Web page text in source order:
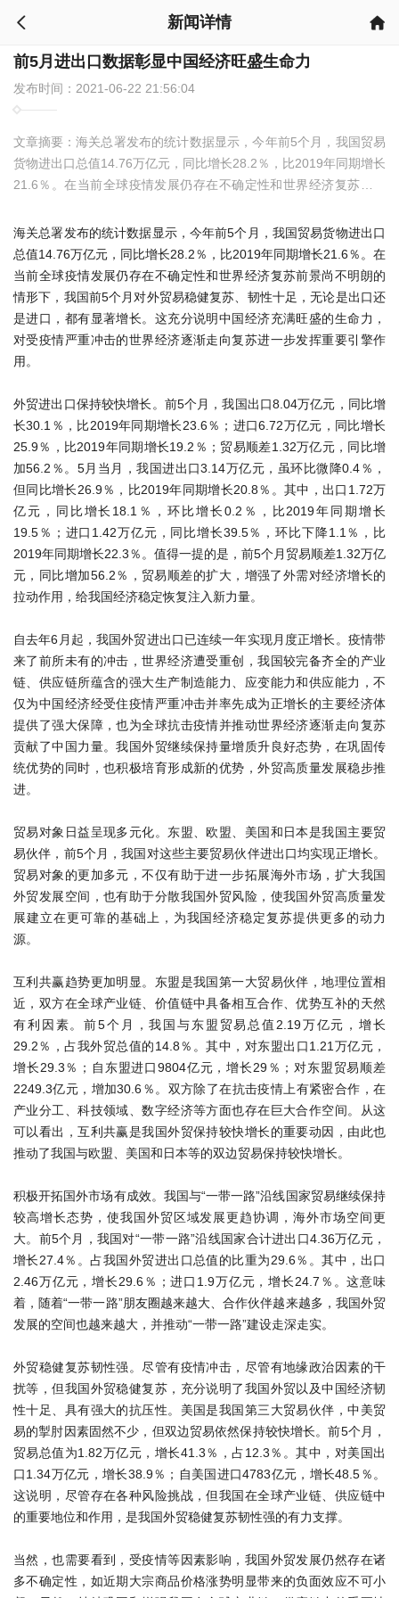
 新闻详情 
前5月进出口数据彰显中国经济旺盛生命力
发布时间：2021-06-22 21:56:04
文章摘要： 海关总署发布的统计数据显示，今年前5个月，我国贸易
货物进出口总值14.76万亿元，同比增长28.2％，比2019年同期增长
21.6％。在当前全球疫情发展仍存在不确定性和世界经济复苏前景
论是出口还是进口，都有显著增长。这充分说明中国经济充满旺盛
的生命力，对受疫情严重冲击的世界经济逐渐走向复苏进一步发挥
重要引擎作用。
海关总署发布的统计数据显示，今年前5个月，我国贸易货物进出口
总值14.76万亿元，同比增长28.2％，比2019年同期增长21.6％。在
当前全球疫情发展仍存在不确定性和世界经济复苏前景尚不明朗的
情形下，我国前5个月对外贸易稳健复苏、韧性十足，无论是出口还
是进口，都有显著增长。这充分说明中国经济充满旺盛的生命力，
对受疫情严重冲击的世界经济逐渐走向复苏进一步发挥重要引擎作
用。
外贸进出口保持较快增长。前5个月，我国出口8.04万亿元，同比增
长30.1％，比2019年同期增长23.6％；进口6.72万亿元，同比增长
25.9％，比2019年同期增长19.2％；贸易顺差1.32万亿元，同比增
加56.2％。5月当月，我国进出口3.14万亿元，虽环比微降0.4％，
但同比增长26.9％，比2019年同期增长20.8％。其中，出口1.72万
亿元，同比增长18.1％，环比增长0.2％，比2019年同期增长
19.5％；进口1.42万亿元，同比增长39.5％，环比下降1.1％，比
2019年同期增长22.3％。值得一提的是，前5个月贸易顺差1.32万亿
元，同比增加56.2％，贸易顺差的扩大，增强了外需对经济增长的
拉动作用，给我国经济稳定恢复注入新力量。
自去年6月起，我国外贸进出口已连续一年实现月度正增长。疫情带
来了前所未有的冲击，世界经济遭受重创，我国较完备齐全的产业
链、供应链所蕴含的强大生产制造能力、应变能力和供应能力，不
仅为中国经济经受住疫情严重冲击并率先成为正增长的主要经济体
提供了强大保障，也为全球抗击疫情并推动世界经济逐渐走向复苏
贡献了中国力量。我国外贸继续保持量增质升良好态势，在巩固传
统优势的同时，也积极培育形成新的优势，外贸高质量发展稳步推
进。
贸易对象日益呈现多元化。东盟、欧盟、美国和日本是我国主要贸
易伙伴，前5个月，我国对这些主要贸易伙伴进出口均实现正增长。
贸易对象的更加多元，不仅有助于进一步拓展海外市场，扩大我国
外贸发展空间，也有助于分散我国外贸风险，使我国外贸高质量发
展建立在更可靠的基础上，为我国经济稳定复苏提供更多的动力
源。
互利共赢趋势更加明显。东盟是我国第一大贸易伙伴，地理位置相
近，双方在全球产业链、价值链中具备相互合作、优势互补的天然
有利因素。前5个月，我国与东盟贸易总值2.19万亿元，增长
29.2％，占我外贸总值的14.8％。其中，对东盟出口1.21万亿元，
增长29.3％；自东盟进口9804亿元，增长29％；对东盟贸易顺差
2249.3亿元，增加30.6％。双方除了在抗击疫情上有紧密合作，在
产业分工、科技领域、数字经济等方面也存在巨大合作空间。从这
可以看出，互利共赢是我国外贸保持较快增长的重要动因，由此也
推动了我国与欧盟、美国和日本等的双边贸易保持较快增长。
积极开拓国外市场有成效。我国与“一带一路”沿线国家贸易继续保持
较高增长态势，使我国外贸区域发展更趋协调，海外市场空间更
大。前5个月，我国对“一带一路”沿线国家合计进出口4.36万亿元，
增长27.4％。占我国外贸进出口总值的比重为29.6％。其中，出口
2.46万亿元，增长29.6％；进口1.9万亿元，增长24.7％。这意味
着，随着“一带一路”朋友圈越来越大、合作伙伴越来越多，我国外贸
发展的空间也越来越大，并推动“一带一路”建设走深走实。
外贸稳健复苏韧性强。尽管有疫情冲击，尽管有地缘政治因素的干
扰等，但我国外贸稳健复苏，充分说明了我国外贸以及中国经济韧
性十足、具有强大的抗压性。美国是我国第三大贸易伙伴，中美贸
易的掣肘因素固然不少，但双边贸易依然保持较快增长。前5个月，
贸易总值为1.82万亿元，增长41.3％，占12.3％。其中，对美国出
口1.34万亿元，增长38.9％；自美国进口4783亿元，增长48.5％。
这说明，尽管存在各种风险挑战，但我国在全球产业链、供应链中
的重要地位和作用，是我国外贸稳健复苏韧性强的有力支撑。
当然，也需要看到，受疫情等因素影响，我国外贸发展仍然存在诸
多不确定性，如近期大宗商品价格涨势明显带来的负面效应不可小